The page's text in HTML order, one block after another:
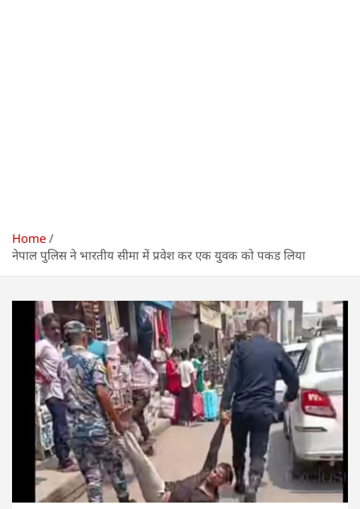
Home
नेपाल पुलिस ने भारतीय सीमा में प्रवेश कर एक युवक को पकड लिया